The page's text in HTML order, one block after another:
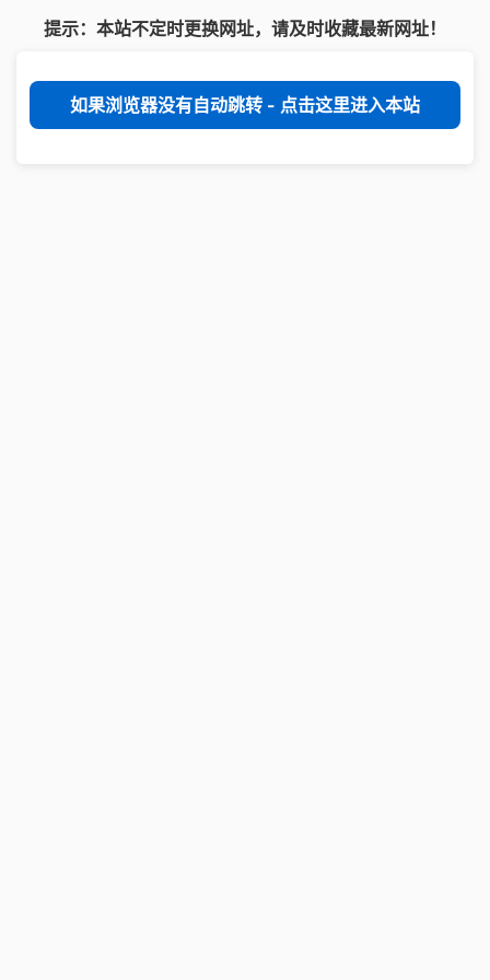
提示：本站不定时更换网址，请及时收藏最新网址！
如果浏览器没有自动跳转 - 点击这里进入本站